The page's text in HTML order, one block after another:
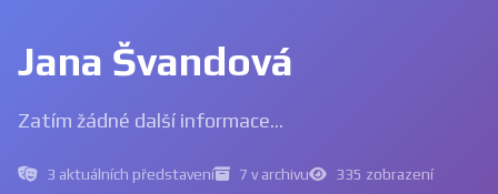
Jana Švandová
Zatím žádné další informace...
3 aktuálních představení 7 v archivu 335 zobrazení